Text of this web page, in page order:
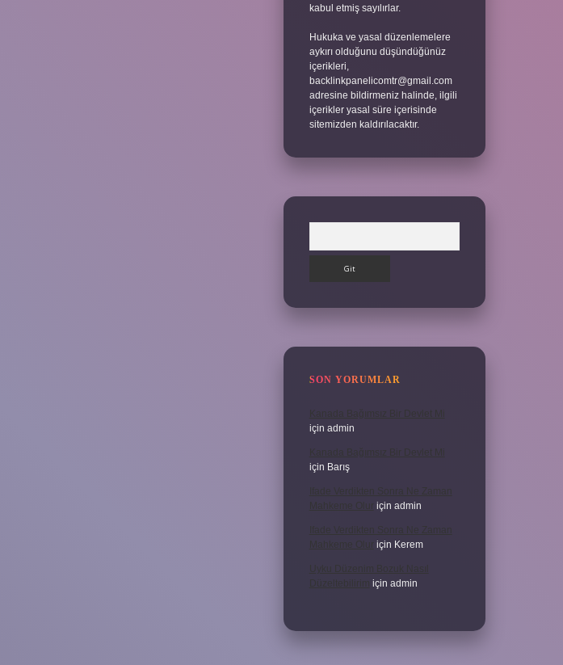
kabul etmiş sayılırlar.
Hukuka ve yasal düzenlemelere
aykırı olduğunu düşündüğünüz
içerikleri,
backlinkpanelicomtr@gmail.com
adresine bildirmeniz halinde, ilgili
içerikler yasal süre içerisinde
sitemizden kaldırılacaktır.
SON YORUMLAR
Kanada Bağımsız Bir Devlet Mi
için admin
Kanada Bağımsız Bir Devlet Mi
için Barış
Ifade Verdikten Sonra Ne Zaman
Mahkeme Olur için admin
Ifade Verdikten Sonra Ne Zaman
Mahkeme Olur için Kerem
Uyku Düzenim Bozuk Nasıl
Düzeltebilirim
için admin